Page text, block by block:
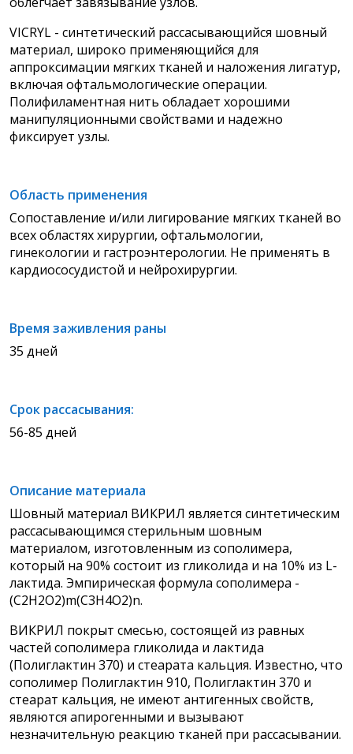
VICRYL - синтетический рассасывающийся шовный
материал, широко применяющийся для
аппроксимации мягких тканей и наложения лигатур,
включая офтальмологические операции.
Полифиламентная нить обладает хорошими
манипуляционными свойствами и надежно
фиксирует узлы.
Область применения
Сопоставление и/или лигирование мягких тканей во
всех областях хирургии, офтальмологии,
гинекологии и гастроэнтерологии. Не применять в
кардиососудистой и нейрохирургии.
Время заживления раны
35 дней
Срок рассасывания:
56-85 дней
Описание материала
Шовный материал ВИКРИЛ является синтетическим
рассасывающимся стерильным шовным
материалом, изготовленным из сополимера,
который на 90% состоит из гликолида и на 10% из L-
лактида. Эмпирическая формула сополимера -
(С2H2O2)m(C3H4O2)n.
ВИКРИЛ покрыт смесью, состоящей из равных
частей сополимера гликолида и лактида
(Полиглактин 370) и стеарата кальция. Известно, что
сополимер Полиглактин 910, Полиглактин 370 и
стеарат кальция, не имеют антигенных свойств,
являются апирогенными и вызывают
незначительную реакцию тканей при рассасывании.